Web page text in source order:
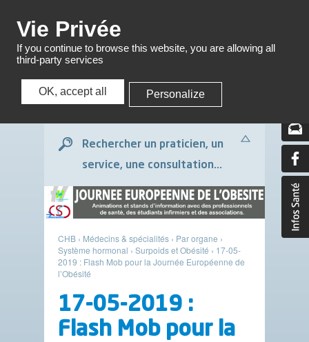
Menu
Rechercher un praticien, un
service, une consultation...
CHB › Médecins & spécialités › Par organe ›
Système hormonal › Surpoids et Obésité › 17-05-
2019 : Flash Mob pour la Journée Européenne de
l’Obésité
17-05-2019 :
Flash Mob pour la
Vie Privée
If you continue to browse this website, you are allowing all
third-party services
OK, accept all Personalize